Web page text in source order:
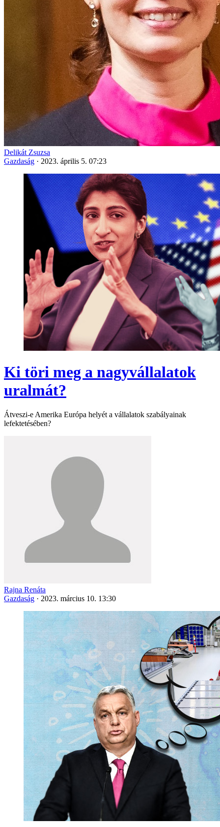
Delikát Zsuzsa
Gazdaság · 2023. április 5. 07:23
Ki töri meg a nagyvállalatok
uralmát?
Átveszi-e Amerika Európa helyét a vállalatok szabályainak
lefektetésében?
Rajna Renáta
Gazdaság · 2023. március 10. 13:30